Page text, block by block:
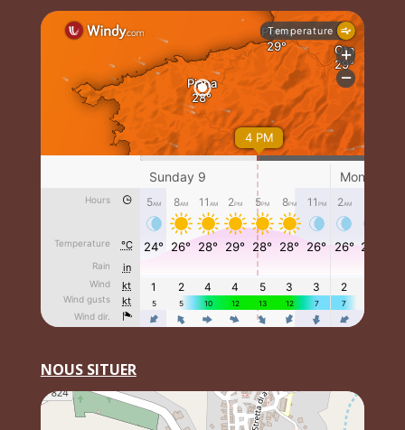
NOUS SITUER